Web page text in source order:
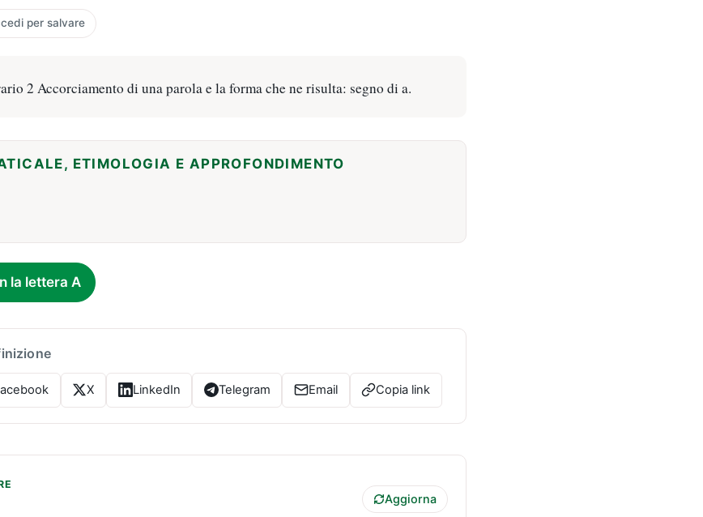
per salvare
2 Accorciamento di una parola e la forma che ne risulta: segno di a.
ETIMOLOGIA E APPROFONDIMENTO
la lettera A
X LinkedIn Telegram Email Copia link
Aggiorna